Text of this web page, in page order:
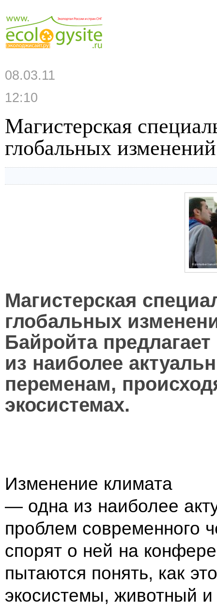
08.03.11
12:10
Магистерская
глобальных
Магистерская
глобальных
Байройта
из наиболее
переменам,
экосистемах.
Изменение климата
— одна из наиболее
проблем современного
спорят о ней на
пытаются понять, как
экосистемы, животный и